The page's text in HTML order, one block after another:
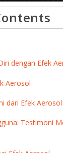
dengan Efek
Aerosol
dari Efek Aerosol
Testimoni